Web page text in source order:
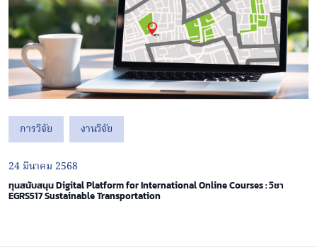
การวิจัย งานวิจัย
24 มีนาคม 2568
ทุนสนับสนุน Digital Platform for International Online Courses : วิชา
EGRS517 Sustainable Transportation